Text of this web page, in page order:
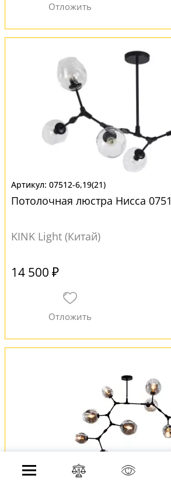
07512-6,19(21)
Потолочная люстра Нисса
KINK Light (Китай)
14 500 ₽